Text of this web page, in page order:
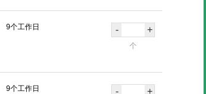
9个工作日 - +
个
9个工作日 - +